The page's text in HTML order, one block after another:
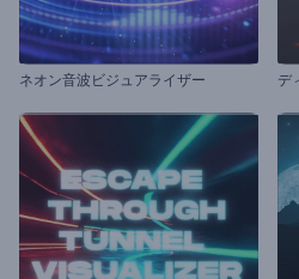
ネオン音波ビジュアライザー